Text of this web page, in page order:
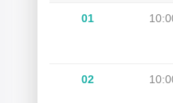
01
02